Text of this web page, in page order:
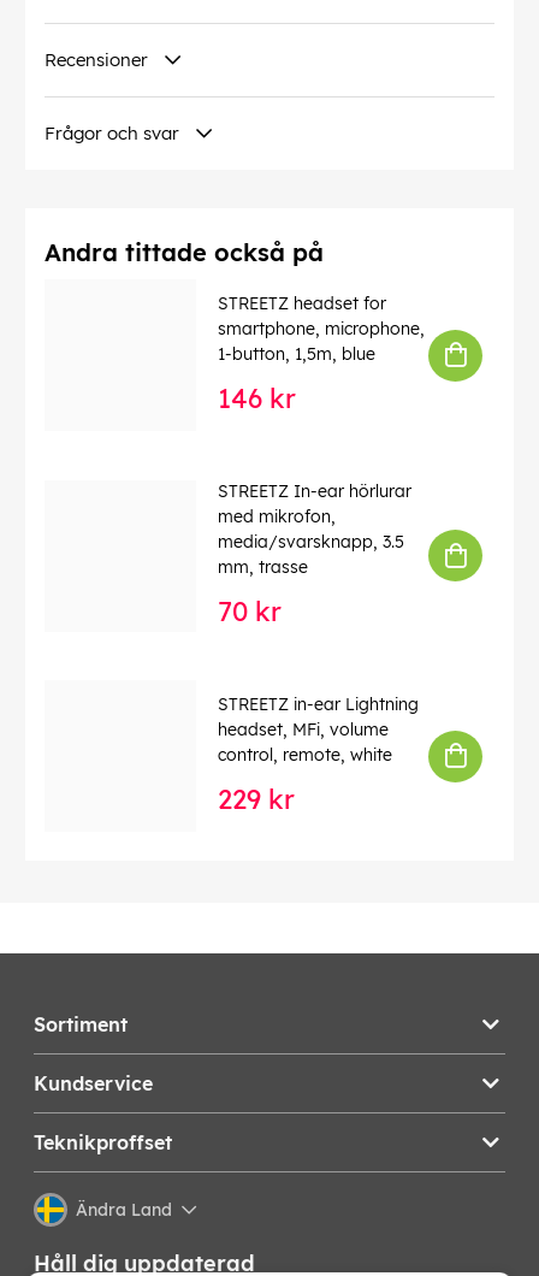
Recensioner
Frågor och svar
Andra tittade också på
STREETZ headset for
smartphone, microphone,
1-button, 1,5m, blue
146 kr
STREETZ In-ear hörlurar
med mikrofon,
media/svarsknapp, 3.5
mm, trasse
70 kr
STREETZ in-ear Lightning
headset, MFi, volume
control, remote, white
229 kr
Sortiment
Kundservice
Teknikproffset
Ändra Land
Håll dig uppdaterad